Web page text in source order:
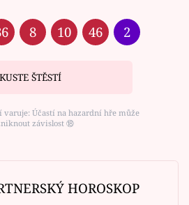
8 10 46 2
ŠTĚSTÍ
Účastí na hazardní hře může
závislost ⑱
HOROSKOP